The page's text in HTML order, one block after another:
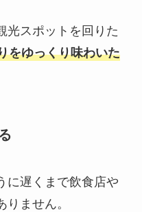
光スポットを回りた
をゆっくり味わいた
に遅くまで飲食店や
ません。